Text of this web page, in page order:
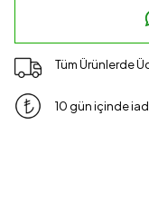
Tüm Ürünlerde
10 gün içinde